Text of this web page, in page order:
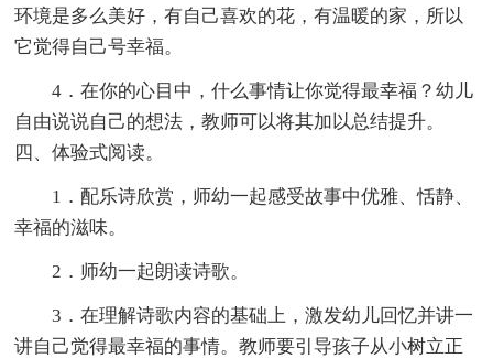
环境是多么美好，有自己喜欢的花，有温暖的家，所以
它觉得自己号幸福。
4．在你的心目中，什么事情让你觉得最幸福？幼儿
自由说说自己的想法，教师可以将其加以总结提升。
四、体验式阅读。
1．配乐诗欣赏，师幼一起感受故事中优雅、恬静、
幸福的滋味。
2．师幼一起朗读诗歌。
3．在理解诗歌内容的基础上，激发幼儿回忆并讲一
讲自己觉得最幸福的事情。教师要引导孩子从小树立正